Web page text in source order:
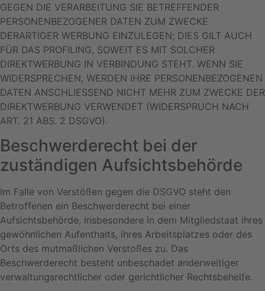
GEGEN DIE VERARBEITUNG SIE BETREFFENDER
PERSONENBEZOGENER DATEN ZUM ZWECKE
DERARTIGER WERBUNG EINZULEGEN; DIES GILT AUCH
FÜR DAS PROFILING, SOWEIT ES MIT SOLCHER
DIREKTWERBUNG IN VERBINDUNG STEHT. WENN SIE
WIDERSPRECHEN, WERDEN IHRE PERSONENBEZOGENEN
DATEN ANSCHLIESSEND NICHT MEHR ZUM ZWECKE DER
DIREKTWERBUNG VERWENDET (WIDERSPRUCH NACH
ART. 21 ABS. 2 DSGVO).
Beschwerde­recht bei der
zuständigen Aufsichts­behörde
Im Falle von Verstößen gegen die DSGVO steht den
Betroffenen ein Beschwerderecht bei einer
Aufsichtsbehörde, insbesondere in dem Mitgliedstaat ihres
gewöhnlichen Aufenthalts, ihres Arbeitsplatzes oder des
Orts des mutmaßlichen Verstoßes zu. Das
Beschwerderecht besteht unbeschadet anderweitiger
verwaltungsrechtlicher oder gerichtlicher Rechtsbehelfe.